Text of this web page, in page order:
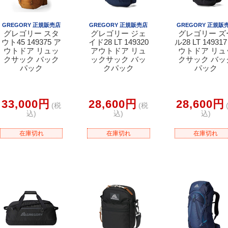
GREGORY 正規販売店
グレゴリー スタ
ウト45 149375 ア
ウトドア リュッ
クサック バック
パック
33,000円 (税
込)
在庫切れ
GREGORY 正規販売店
グレゴリー ジェ
イド28 LT 149320
アウトドア リュ
ックサック バッ
クパック
28,600円 (税
込)
在庫切れ
GREGORY 正規販
グレゴリー ズ
ル28 LT
ウトドア リュ
クサック バッ
パック
28,600円
込)
在庫切れ